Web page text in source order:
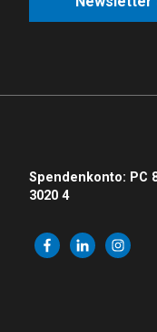
Spendenkonto: PC
3020 4